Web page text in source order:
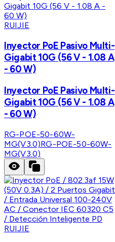
RUIJIE
Inyector PoE Pasivo Multi-
Gigabit 10G (56 V - 1.08 A
- 60 W)
Inyector PoE Pasivo Multi-
Gigabit 10G (56 V - 1.08 A
- 60 W)
RG-POE-50-60W-
MG(V3.0)RG-POE-50-60W-
MG(V3.0)
RUIJIE